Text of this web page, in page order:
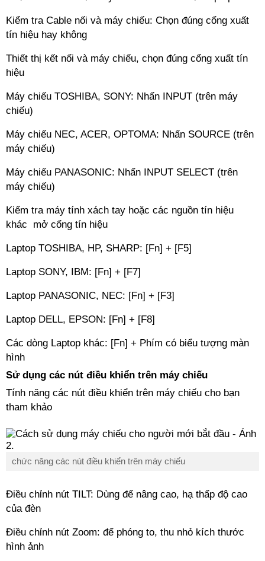
Kiểm tra Cable nối và máy chiếu: Chọn đúng cổng xuất
tín hiệu hay không
Thiết thị kết nối và máy chiếu, chọn đúng cổng xuất tín
hiệu
Máy chiếu TOSHIBA, SONY: Nhấn INPUT (trên máy
chiếu)
Máy chiếu NEC, ACER, OPTOMA: Nhấn SOURCE (trên
máy chiếu)
Máy chiếu PANASONIC: Nhấn INPUT SELECT (trên
máy chiếu)
Kiểm tra máy tính xách tay hoặc các nguồn tín hiệu
khác mở cổng tín hiệu
Laptop TOSHIBA, HP, SHARP: [Fn] + [F5]
Laptop SONY, IBM: [Fn] + [F7]
Laptop PANASONIC, NEC: [Fn] + [F3]
Laptop DELL, EPSON: [Fn] + [F8]
Các dòng Laptop khác: [Fn] + Phím có biểu tượng màn
hình
Sử dụng các nút điều khiển trên máy chiếu
Tính năng các nút điều khiển trên máy chiếu cho bạn
tham khảo
chức năng các nút điều khiển trên máy chiếu
Điều chỉnh nút TILT: Dùng để nâng cao, hạ thấp độ cao
của đèn
Điều chỉnh nút Zoom: để phóng to, thu nhỏ kích thước
hình ảnh